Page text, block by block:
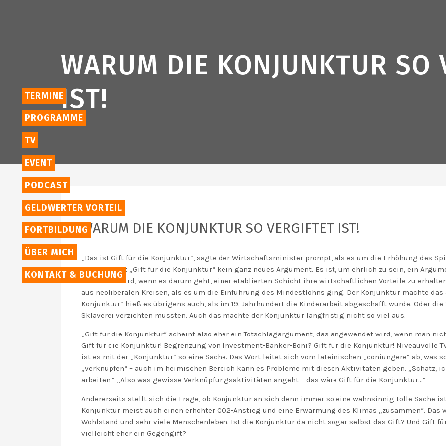
TERMINE
PROGRAMME
TV
EVENT
PODCAST
GELDWERTER VORTEIL
FORTBILDUNG
ÜBER MICH
KONTAKT & BUCHUNG
WARUM DIE KONJUNKTUR SO
IST!
WARUM DIE KONJUNKTUR SO VERGIFTET IST!
„Das ist Gift für die Konjunktur“, sagte der Wirtschaftsminister prompt, als es um die Erhöhung des
ging.Nun ist „Gift für die Konjunktur“ kein ganz neues Argument. Es ist, um ehrlich zu sein, ein
verwendet wird, wenn es darum geht, einer etablierten Schicht ihre wirtschaftlichen Vorteile zu
aus neoliberalen Kreisen, als es um die Einführung des Mindestlohns ging. Der Konjunktur machte
Konjunktur“ hieß es übrigens auch, als im 19. Jahrhundert die Kinderarbeit abgeschafft wurde. Oder die
Sklaverei verzichten mussten. Auch das machte der Konjunktur langfristig nicht so viel aus.
„Gift für die Konjunktur“ scheint also eher ein Totschlagargument, das angewendet wird, wenn man
Gift für die Konjunktur! Begrenzung von Investment-Banker-Boni? Gift für die Konjunktur! Niveauvolle
ist es mit der „Konjunktur“ so eine Sache. Das Wort leitet sich vom lateinischen „coniungere“ ab, was
„verknüpfen“ – auch im heimischen Bereich kann es Probleme mit diesen Aktivitäten geben. „Schatz,
arbeiten.“ „Also was gewisse Verknüpfungsaktivitäten angeht – das wäre Gift für die Konjunktur…“
Andererseits stellt sich die Frage, ob Konjunktur an sich denn immer so eine wahnsinnig tolle Sache
Konjunktur meist auch einen erhöhter CO2-Anstieg und eine Erwärmung des Klimas „zusammen“. Das
Wohlstand und sehr viele Menschenleben. Ist die Konjunktur da nicht sogar selbst das Gift? Und Gift
vielleicht eher ein Gegengift?